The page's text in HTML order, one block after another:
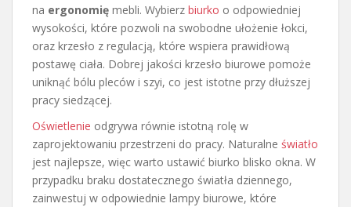
na ergonomię mebli. Wybierz biurko o odpowiedniej
wysokości, które pozwoli na swobodne ułożenie łokci,
oraz krzesło z regulacją, które wspiera prawidłową
postawę ciała. Dobrej jakości krzesło biurowe pomoże
uniknąć bólu pleców i szyi, co jest istotne przy dłuższej
pracy siedzącej.
Oświetlenie odgrywa równie istotną rolę w
zaprojektowaniu przestrzeni do pracy. Naturalne światło
jest najlepsze, więc warto ustawić biurko blisko okna. W
przypadku braku dostatecznego światła dziennego,
zainwestuj w odpowiednie lampy biurowe, które